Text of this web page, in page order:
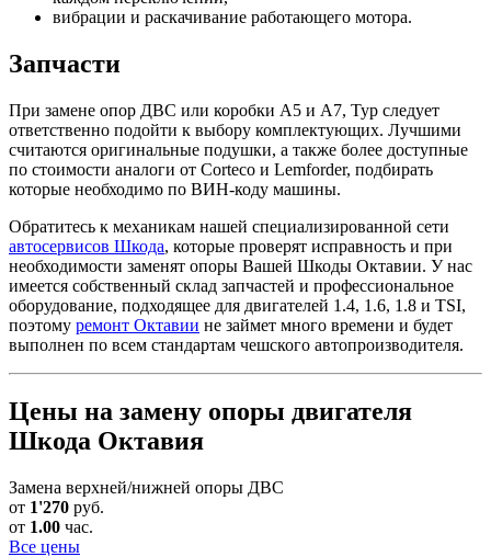
вибрации и раскачивание работающего мотора.
Запчасти
При замене опор ДВС или коробки А5 и А7, Тур следует
ответственно подойти к выбору комплектующих. Лучшими
считаются оригинальные подушки, а также более доступные
по стоимости аналоги от Corteco и Lemforder, подбирать
которые необходимо по ВИН-коду машины.
Обратитесь к механикам нашей специализированной сети
автосервисов Шкода, которые проверят исправность и при
необходимости заменят опоры Вашей Шкоды Октавии. У нас
имеется собственный склад запчастей и профессиональное
оборудование, подходящее для двигателей 1.4, 1.6, 1.8 и TSI,
поэтому ремонт Октавии не займет много времени и будет
выполнен по всем стандартам чешского автопроизводителя.
Цены на замену опоры двигателя
Шкода Октавия
Замена верхней/нижней опоры ДВС
от 1'270 руб.
от 1.00 час.
Все цены